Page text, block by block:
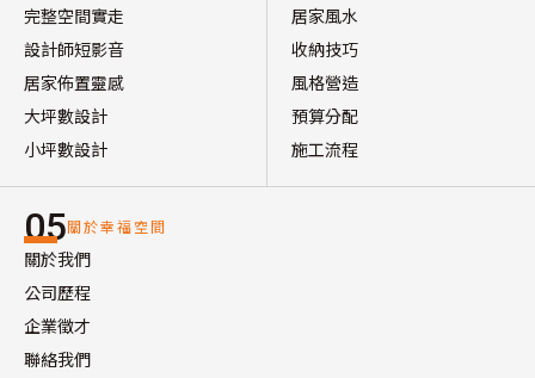
完整空間實走
設計師短影音
居家佈置靈感
大坪數設計
小坪數設計
居家風水
收納技巧
風格營造
預算分配
施工流程
05關於幸福空間
關於我們
公司歷程
企業徵才
聯絡我們